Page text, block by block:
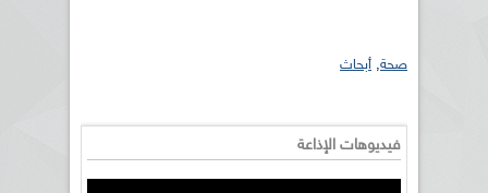
صحة, أبحاث
فيديوهات الإذاعة